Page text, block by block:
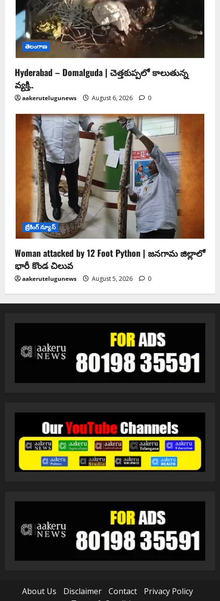
తెలంగాణ
Hyderabad – Domalguda | చెత్త‌కుప్ప‌లో కాలుతున్న
వ్య‌క్తి..
aakerutelugunews August 6, 2026 0
బ్రేకింగ్ న్యూస్
Woman attacked by 12 Foot Python | జనగామ జిల్లాలో
భారీ కొండ చిలువ
aakerutelugunews August 5, 2026 0
About Us Disclaimer Contact
Privacy Policy